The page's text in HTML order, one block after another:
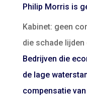
Philip Morris is
Kabinet: geen
die schade
Bedrijven die
de lage
compensatie